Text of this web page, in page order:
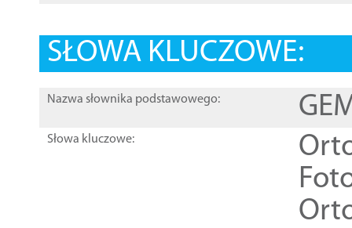
SŁOWA KLUCZOWE:
Nazwa słownika podstawowego:
Słowa kluczowe: